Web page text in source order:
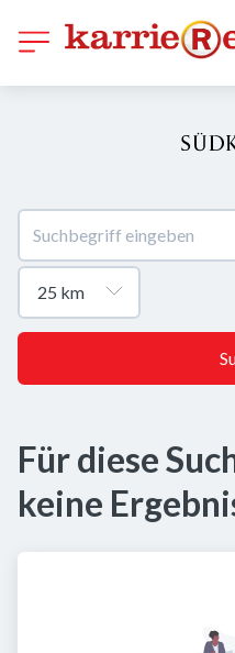
Für diese
keine